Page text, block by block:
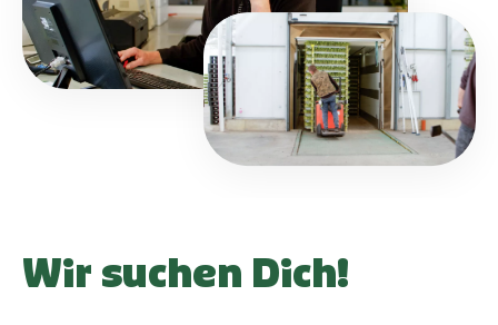
Wir suchen Dich!